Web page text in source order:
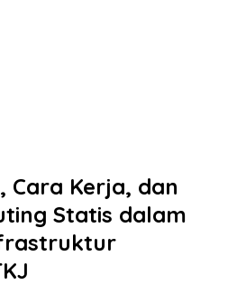
Cara Kerja, dan
Statis dalam